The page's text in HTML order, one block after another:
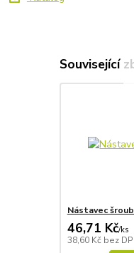
Související
Nástavec
46,71 Kč/ks
38,60 Kč bez